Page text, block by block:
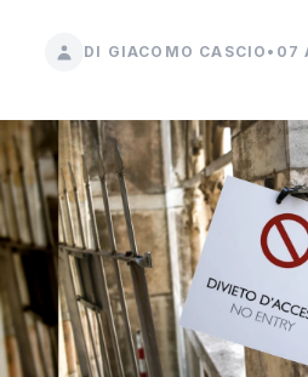
DI GIACOMO CASCIO • 07